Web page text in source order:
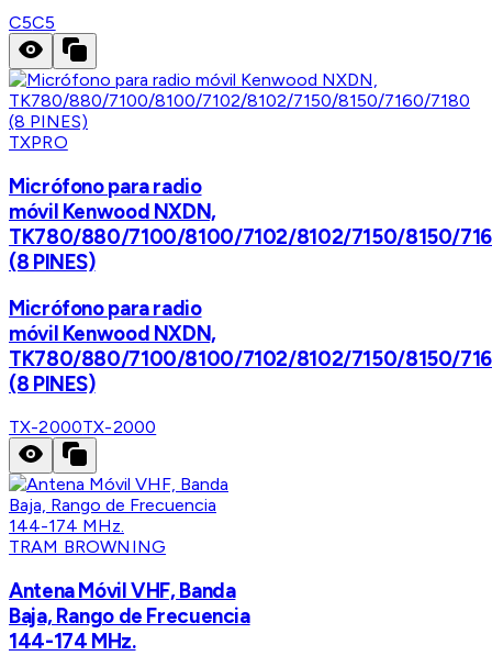
C5C5
TXPRO
Micrófono para radio
móvil Kenwood NXDN,
TK780/880/7100/8100/7102/8102/7150/8150/
(8 PINES)
Micrófono para radio
móvil Kenwood NXDN,
TK780/880/7100/8100/7102/8102/7150/8150/
(8 PINES)
TX-2000TX-2000
TRAM BROWNING
Antena Móvil VHF, Banda
Baja, Rango de Frecuencia
144-174 MHz.